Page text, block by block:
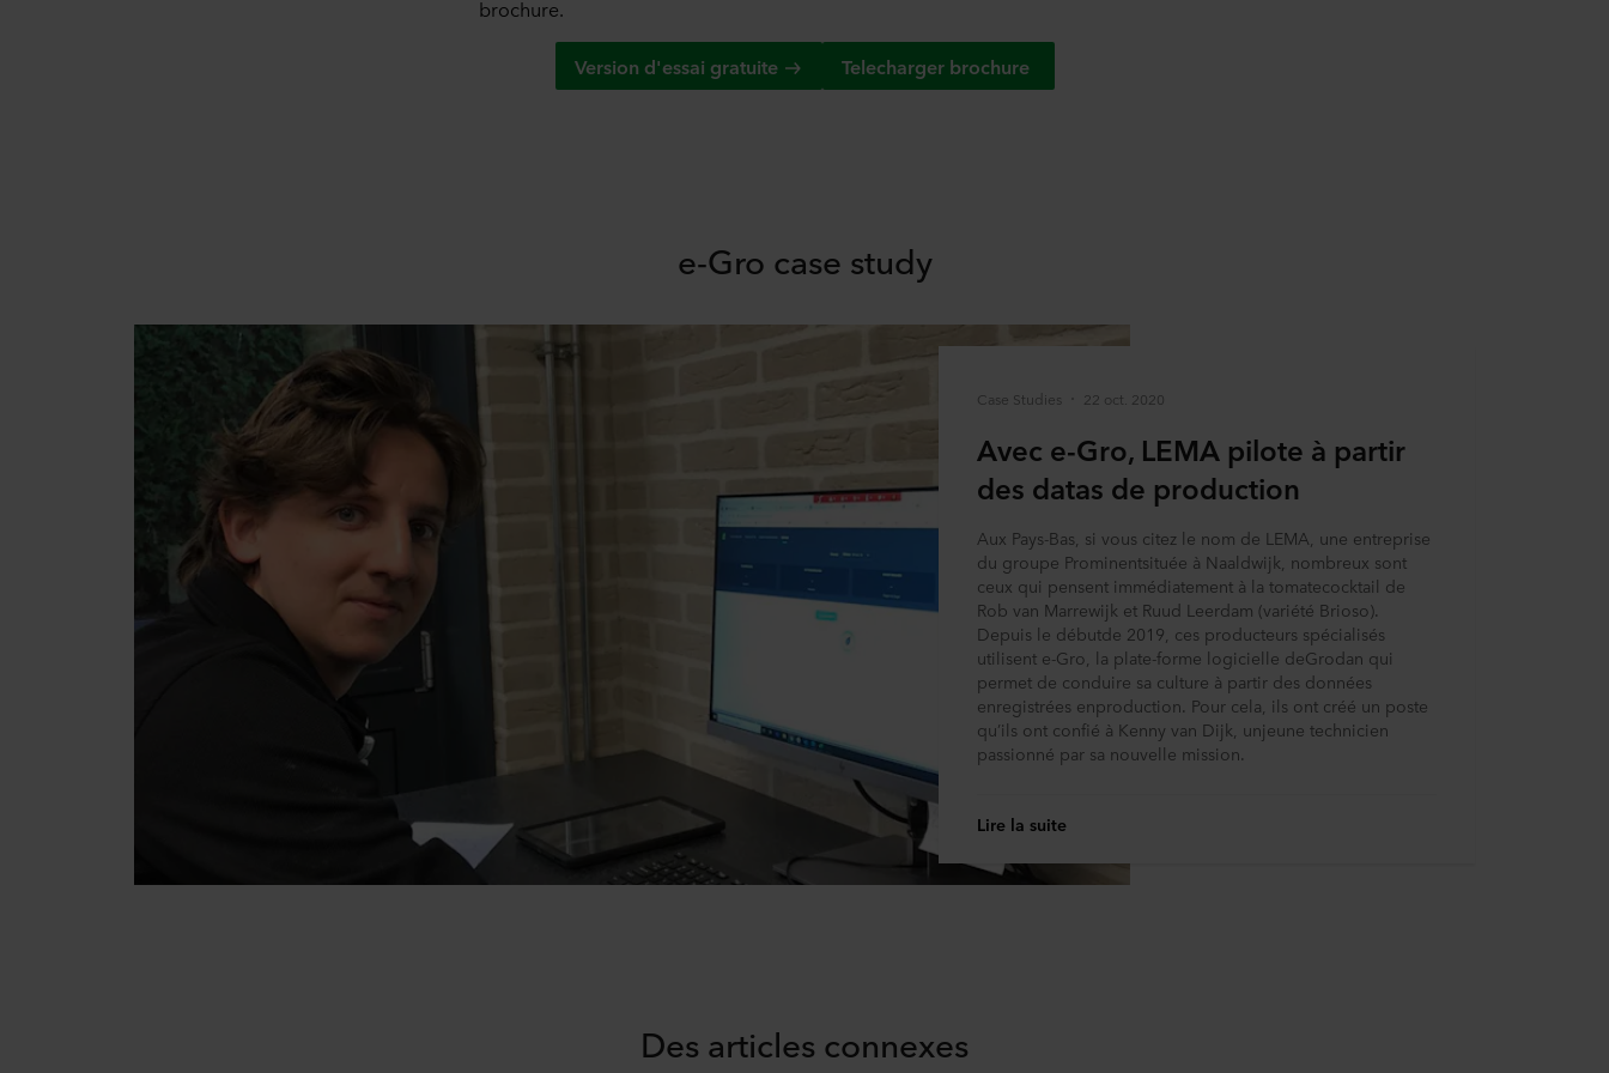
brochure.
Version d'essai gratuite Telecharger brochure
e-Gro case study
Case Studies 22 oct. 2020
Avec e-Gro, LEMA pilote à partir
des datas de production
Aux Pays-Bas, si vous citez le nom de LEMA, une entreprise
du groupe Prominentsituée à Naaldwijk, nombreux sont
ceux qui pensent immédiatement à la tomatecocktail de
Rob van Marrewijk et Ruud Leerdam (variété Brioso).
Depuis le débutde 2019, ces producteurs spécialisés
utilisent e-Gro, la plate-forme logicielle deGrodan qui
permet de conduire sa culture à partir des données
enregistrées enproduction. Pour cela, ils ont créé un poste
qu’ils ont confié à Kenny van Dijk, unjeune technicien
passionné par sa nouvelle mission.
Lire la suite
Des articles connexes